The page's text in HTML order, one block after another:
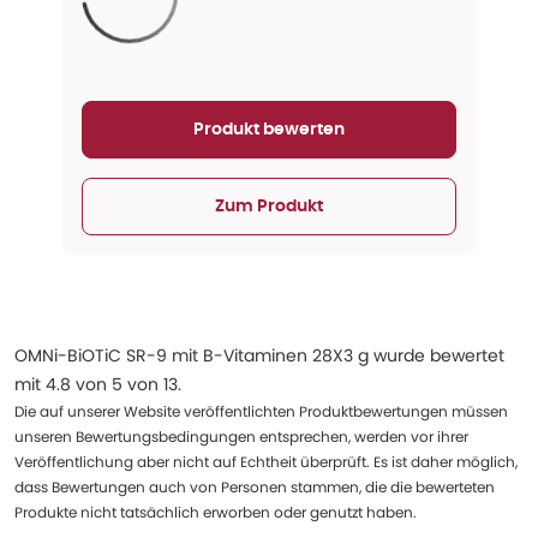
Aktualisieren...
Produkt bewerten
Zum Produkt
OMNi-BiOTiC SR-9 mit B-Vitaminen 28X3 g wurde bewertet
mit 4.8 von 5 von 13.
Die auf unserer Website veröffentlichten Produktbewertungen müssen
unseren Bewertungsbedingungen entsprechen, werden vor ihrer
Veröffentlichung aber nicht auf Echtheit überprüft. Es ist daher möglich,
dass Bewertungen auch von Personen stammen, die die bewerteten
Produkte nicht tatsächlich erworben oder genutzt haben.